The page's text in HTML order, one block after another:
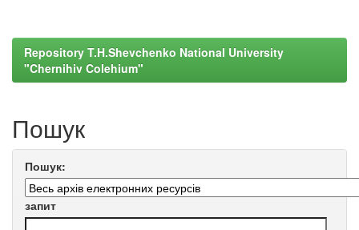
Repository T.H.Shevchenko National University
"Chernihiv Colehium"
Пошук
Пошук:
запит